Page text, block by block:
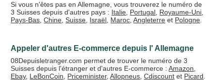
Si vous n'êtes pas en Allemagne, vous trouverez le numéro de
3 Suisses depuis d'autres pays : Italie Portugal Royaume-Uni
Pays-Bas ,Chine ,Suisse Israël Maroc ,Angleterre et Pologne
Appeler d'autres E-commerce depuis l' Allemagne
08Depuisletranger.com permet de trouver le numéro de 3
Suisses depuis l'étranger et d'autres E-commerce :Amazon
Ebay, LeBonCoin Priceminister,Allopneus ,Cdiscount et Picard